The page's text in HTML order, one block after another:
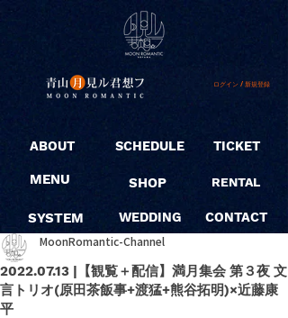
ログイン / 新規登録
ABOUT
MENU
SYSTEM
SCHEDULE
SHOP
WEDDING
TICKET
RENTAL
CONTACT
2022.07.13 |【観覧＋配信】満月集会 第３夜 文
言トリオ(原田茶飯事+渡猛+熊谷拓明)×近藤康
平
MoonRomantic-Channel